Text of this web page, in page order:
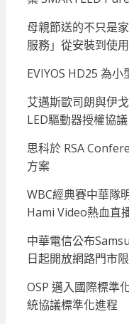
母親節送的不只是
服務」從安裝到使
EVIYOS HD25 為
艾邁斯歐司朗與伊
LED驅動器授權協議
思科於 RSA
方案
WBC經典賽中華隊
Hami Video熱血直
中華電信公布
日起開放網路門市
OSP 邁入國際標準
統協議標準化進程